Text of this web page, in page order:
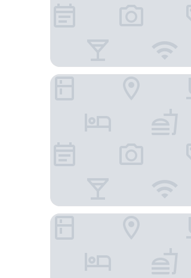
Mandarin Oriental, Jakarta
The Ritz-Carlton Jakarta, Mega